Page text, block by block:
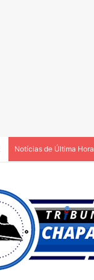
Notícias de Última Hora